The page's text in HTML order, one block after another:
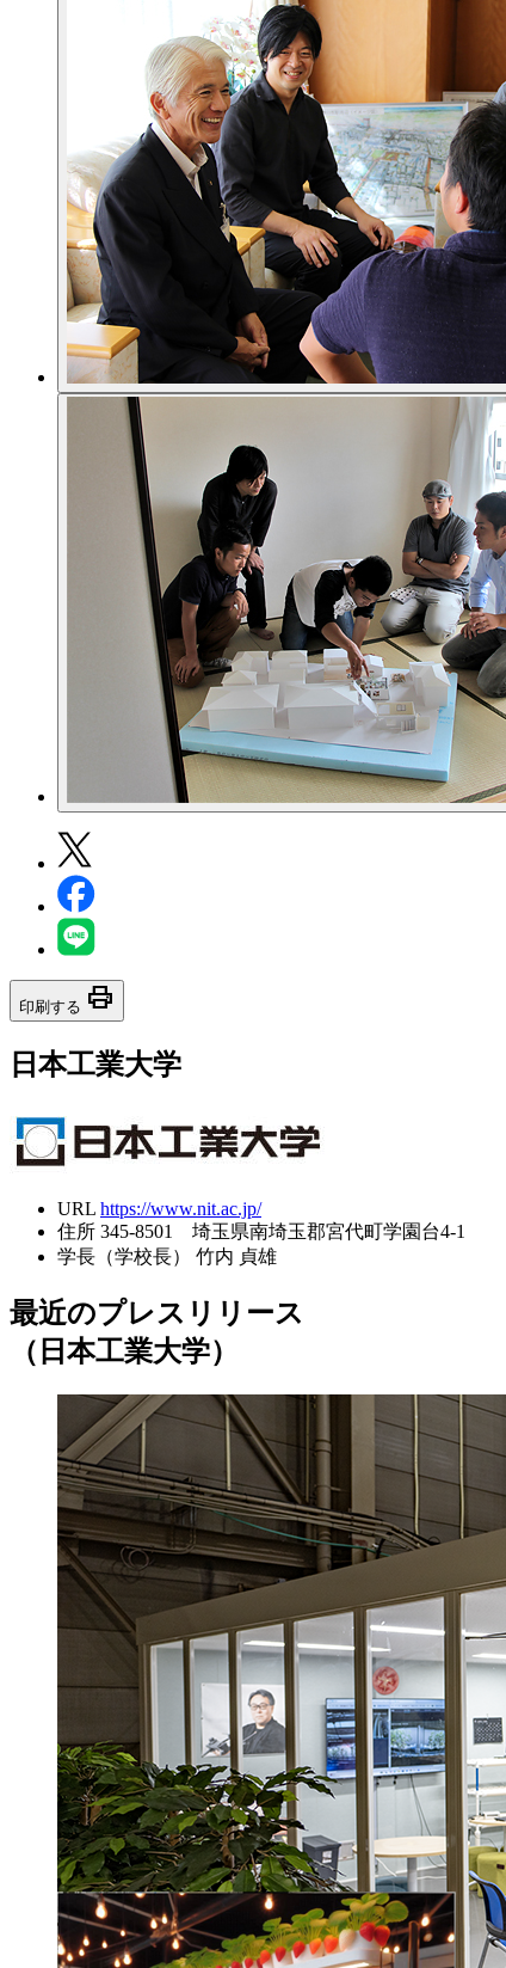
印刷する print
日本工業大学
URL https://www.nit.ac.jp/
住所 345-8501 埼玉県南埼玉郡宮代町学園台4-1
学長（学校長）
竹内 貞雄
最近のプレスリリース
（日本工業大学）